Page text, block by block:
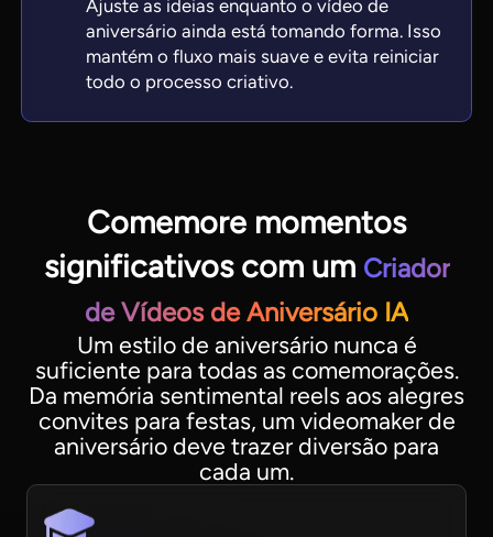
Ajuste as ideias enquanto o vídeo de
aniversário ainda está tomando forma. Isso
mantém o fluxo mais suave e evita reiniciar
todo o processo criativo.
Comemore momentos
significativos com um Criador
de Vídeos de Aniversário IA
Um estilo de aniversário nunca é
suficiente para todas as comemorações.
Da memória sentimental reels aos alegres
convites para festas, um videomaker de
aniversário deve trazer diversão para
cada um.